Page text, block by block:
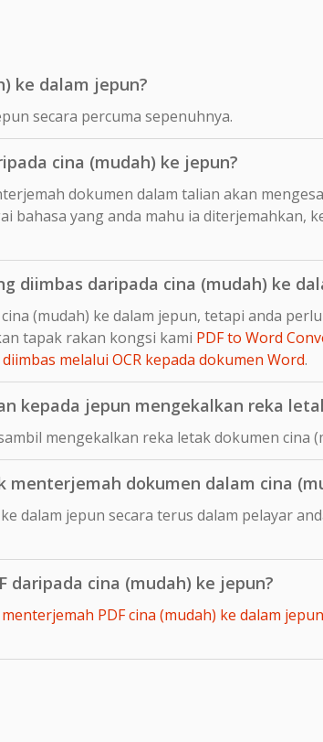
ke dalam jepun?
secara percuma sepenuhnya.
cina (mudah) ke jepun?
dokumen dalam talian akan
bahasa yang anda mahu ia diterjemahkan,
diimbas daripada cina (mudah) ke
(mudah) ke dalam jepun, tetapi anda
tapak rakan kongsi kami PDF to Word
melalui OCR kepada dokumen Word.
kepada jepun mengekalkan reka
mengekalkan reka letak dokumen cina
dokumen dalam cina
dalam jepun secara terus dalam pelayar
cina (mudah) ke jepun?
PDF cina (mudah) ke dalam